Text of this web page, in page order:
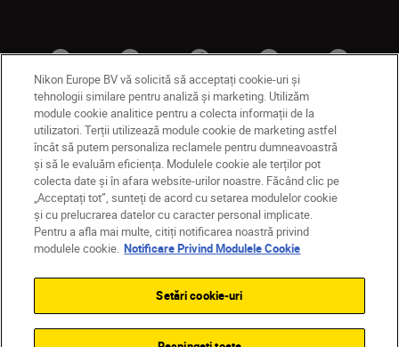
MD Nikon Sites
Contactaţi-ne
Politică de confidențialitate
Termeni de utilizare
Notificare privind modulele cookie
Setări cookie
© 2026 Nikon
Back to top
Nikon Europe BV vă solicită să acceptați cookie-uri și
tehnologii similare pentru analiză și marketing. Utilizăm
module cookie analitice pentru a colecta informații de la
utilizatori. Terții utilizează module cookie de marketing astfel
încât să putem personaliza reclamele pentru dumneavoastră
și să le evaluăm eficiența. Modulele cookie ale terților pot
colecta date și în afara website-urilor noastre. Făcând clic pe
„Acceptați tot”, sunteți de acord cu setarea modulelor cookie
și cu prelucrarea datelor cu caracter personal implicate.
Pentru a afla mai multe, citiți notificarea noastră privind
modulele cookie. Notificare Privind Modulele Cookie
Setări cookie-uri